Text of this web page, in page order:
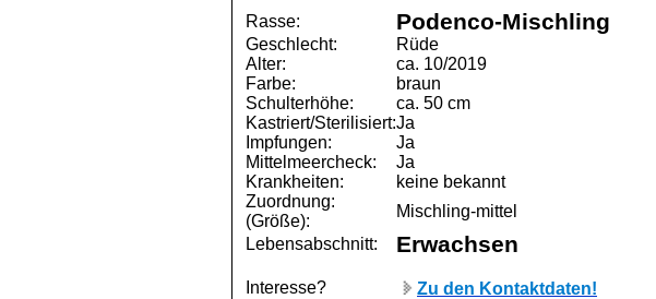
Rasse: Podenco-Mischling
Geschlecht:
Rüde
Alter:
ca. 10/2019
Farbe:
braun
Schulterhöhe:
ca. 50 cm
Kastriert/Sterilisiert:Ja
Impfungen:
Ja
Mittelmeercheck:
Ja
Krankheiten:
keine bekannt
Zuordnung:
(Größe):
Mischling-mittel
Lebensabschnitt:
Erwachsen
Interesse? Zu den Kontaktdaten!